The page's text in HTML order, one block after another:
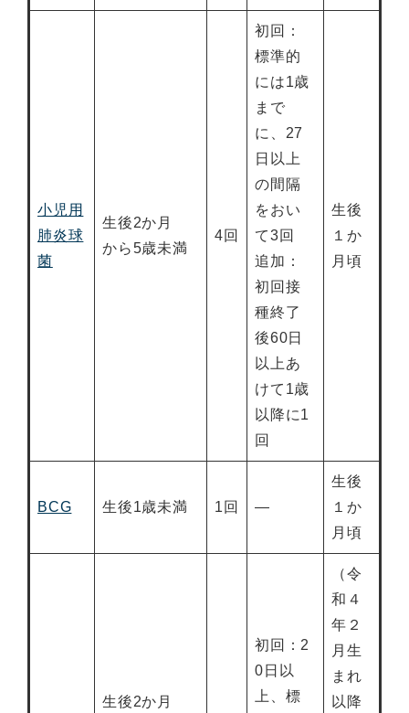
小児用
肺炎球
菌
生後2か月
から5歳未満
4回
初回：
標準的
には1歳
まで
に、27
日以上
の間隔
をおい
て3回
追加：
初回接
種終了
後60日
以上あ
けて1歳
以降に1
回
生後
１か
月頃
BCG 生後1歳未満 1回 ―
生後
１か
月頃
生後2か月
初回：2
0日以
上、標
（令
和４
年２
月生
まれ
以降